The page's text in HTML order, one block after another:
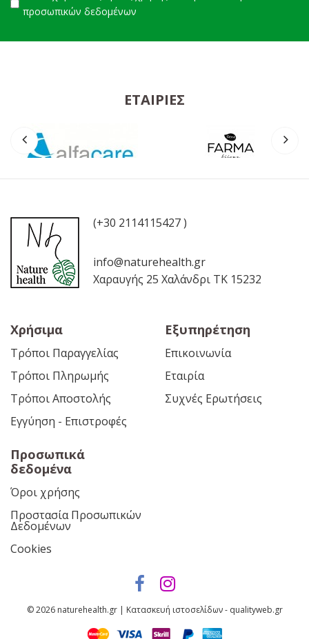
προσωπικών δεδομένων
ΕΤΑΙΡΊΕΣ
(+30 2114115427 )
info@naturehealth.gr
Χαραυγής 25 Χαλάνδρι ΤΚ 15232
Χρήσιμα
Τρόποι Παραγγελίας
Τρόποι Πληρωμής
Τρόποι Αποστολής
Εγγύηση - Επιστροφές
Εξυπηρέτηση
Επικοινωνία
Εταιρία
Συχνές Ερωτήσεις
Προσωπικά
δεδομένα
Όροι χρήσης
Προστασία Προσωπικών
Δεδομένων
Cookies
© 2026 naturehealth.gr | Κατασκευή ιστοσελίδων - qualityweb.gr